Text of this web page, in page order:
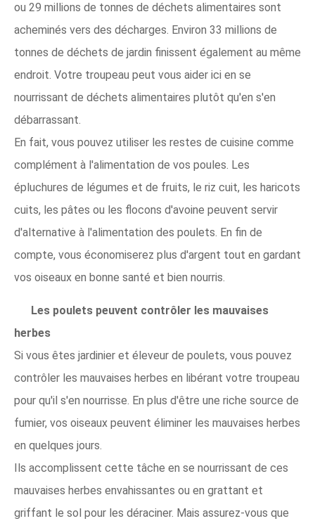
ou 29 millions de tonnes de déchets alimentaires sont
acheminés vers des décharges. Environ 33 millions de
tonnes de déchets de jardin finissent également au même
endroit. Votre troupeau peut vous aider ici en se
nourrissant de déchets alimentaires plutôt qu'en s'en
débarrassant.
En fait, vous pouvez utiliser les restes de cuisine comme
complément à l'alimentation de vos poules. Les
épluchures de légumes et de fruits, le riz cuit, les haricots
cuits, les pâtes ou les flocons d'avoine peuvent servir
d'alternative à l'alimentation des poulets. En fin de
compte, vous économiserez plus d'argent tout en gardant
vos oiseaux en bonne santé et bien nourris.
Les poulets peuvent contrôler les mauvaises
herbes
Si vous êtes jardinier et éleveur de poulets, vous pouvez
contrôler les mauvaises herbes en libérant votre troupeau
pour qu'il s'en nourrisse. En plus d'être une riche source de
fumier, vos oiseaux peuvent éliminer les mauvaises herbes
en quelques jours.
Ils accomplissent cette tâche en se nourrissant de ces
mauvaises herbes envahissantes ou en grattant et
griffant le sol pour les déraciner. Mais assurez-vous que